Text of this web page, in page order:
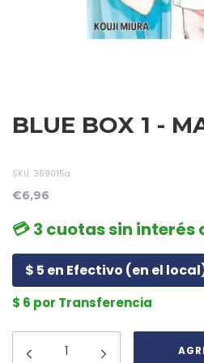
BLUE BOX 1 -
SKU: 369015a
€6,96
💳 3 cuotas sin interés
$ 5 en Efectivo (en el
$ 6 por Transferencia